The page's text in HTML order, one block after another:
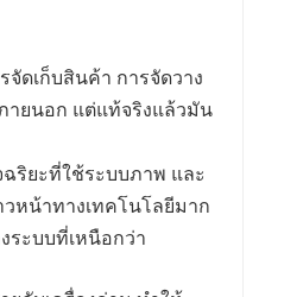
ดเก็บสินค้า การจัดวาง
ายนอก แต่แท้จริงแล้วมัน
ริยะที่ใช้ระบบภาพ และ
หน้าทางเทคโนโลยีมาก
ระบบที่เหนือกว่า